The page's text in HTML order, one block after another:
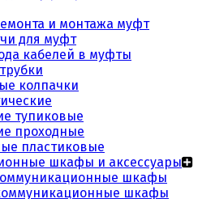
и монтажа муфт
для муфт
кабелей в муфты
колпачки
тупиковые
проходные
пластиковые
шкафы и аксессуары
шкафы
шкафы